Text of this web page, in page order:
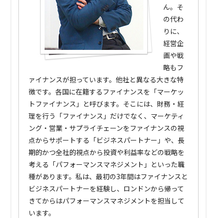
ん。そ
の代わ
りに、
経営企
画や戦
略もフ
ァイナンスが担っています。他社と異なる大きな特
徴です。各国に在籍するファイナンスを「マーケッ
トファイナンス」と呼びます。そこには、財務・経
理を行う「ファイナンス」だけでなく、マーケティ
ング・営業・サプライチェーンをファイナンスの視
点からサポートする「ビジネスパートナー」や、長
期的かつ全社的視点から投資や利益率などの戦略を
考える「パフォーマンスマネジメント」といった職
種があります。私は、最初の3年間はファイナンスと
ビジネスパートナーを経験し、ロンドンから帰って
きてからはパフォーマンスマネジメントを担当して
います。